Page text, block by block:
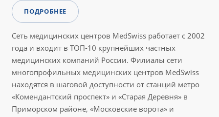
ПОДРОБНЕЕ
Сеть медицинских центров MedSwiss работает с 2002
года и входит в ТОП-10 крупнейших частных
медицинских компаний России. Филиалы сети
многопрофильных медицинских центров MedSwiss
находятся в шаговой доступности от станций метро
«Комендантский проспект» и «Старая Деревня» в
Приморском районе, «Московские ворота» и